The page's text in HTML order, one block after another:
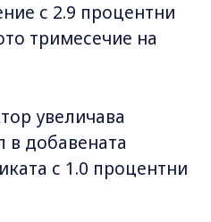
с 2.9 процентни
тримесечие на
увеличава
в добавената
с 1.0 процентни